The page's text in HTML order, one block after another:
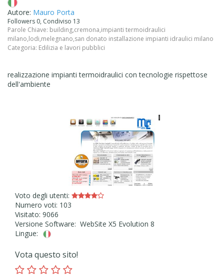
Autore: Mauro Porta
Followers 0, Condiviso 13
Parole Chiave: building,cremona,impianti termoidraulici
milano,lodi,melegnano,san donato installazione impianti idraulici milano
Categoria: Edilizia e lavori pubblici
realizzazione impianti termoidraulici con tecnologie rispettose
dell'ambiente
Voto degli utenti:
Numero voti: 103
Visitato: 9066
Versione Software: WebSite X5 Evolution 8
Lingue:
Vota questo sito!